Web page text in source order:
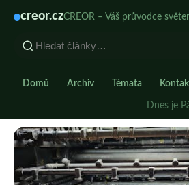
creor.czCREOR – Váš průvodce
Domů Archiv Témata
Dnes je